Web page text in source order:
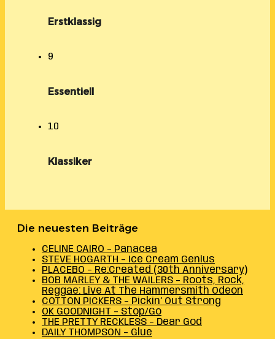
Erstklassig
9
Essentiell
10
Klassiker
Die neuesten Beiträge
CELINE CAIRO – Panacea
STEVE HOGARTH – Ice Cream Genius
PLACEBO – Re:Created (30th Anniversary)
BOB MARLEY & THE WAILERS – Roots, Rock,
Reggae: Live At The Hammersmith Odeon
COTTON PICKERS – Pickin’ Out Strong
OK GOODNIGHT – Stop/Go
THE PRETTY RECKLESS – Dear God
DAILY THOMPSON – Glue